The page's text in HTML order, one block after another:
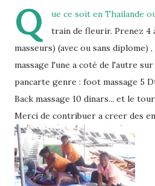
Q
ue ce soit en Thailande
train de fleurir. Prenez 4
masseurs) (avec ou sans diplome)
massage l'une a coté de l'autre
pancarte genre : foot massage 5
Back massage 10 dinars... et le
Merci de contribuer a creer des